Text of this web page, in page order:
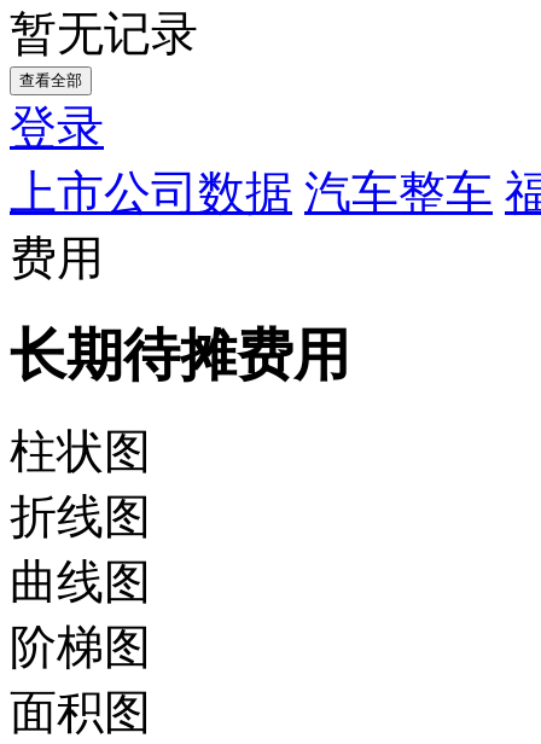
暂无记录
查看全部
登录
上市公司数据 汽车整车
费用
长期待摊费用
柱状图
折线图
曲线图
阶梯图
面积图